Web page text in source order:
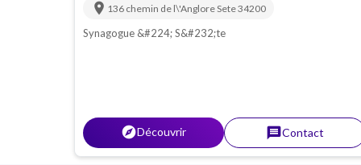
location_on 136 chemin de l\'AngloreSete34200
Synagogue &#224; S&#232;te
explorerDécouvrir messageContact